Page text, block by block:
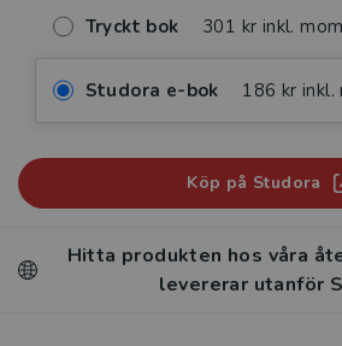
Tryckt bok 301 kr inkl.
Studora e-bok 186 kr inkl.
Köp på Studora
Hitta produkten hos våra
levererar utanför